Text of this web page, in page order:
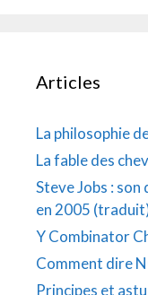
Articles
La philosophie
La fable des
Steve Jobs :
en 2005
Y Combinator
Comment dire
Principes et